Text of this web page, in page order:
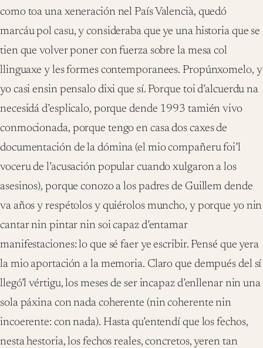
como toa una xeneración nel País Valencià, quedó
marcáu pol casu, y consideraba que ye una historia que se
tien que volver poner con fuerza sobre la mesa col
llinguaxe y les formes contemporanees. Propúnxomelo, y
yo casi ensin pensalo dixi que sí. Porque toi d’alcuerdu na
necesidá d’esplicalo, porque dende 1993 tamién vivo
conmocionada, porque tengo en casa dos caxes de
documentación de la dómina (el mio compañeru foi’l
voceru de l’acusación popular cuando xulgaron a los
asesinos), porque conozo a los padres de Guillem dende
va años y respétolos y quiérolos muncho, y porque yo nin
cantar nin pintar nin soi capaz d’entamar
manifestaciones: lo que sé faer ye escribir. Pensé que yera
la mio aportación a la memoria. Claro que dempués del sí
llegó’l vértigu, los meses de ser incapaz d’enllenar nin una
sola páxina con nada coherente (nin coherente nin
incoerente: con nada). Hasta qu’entendí que los fechos,
nesta hestoria, los fechos reales, concretos, yeren tan